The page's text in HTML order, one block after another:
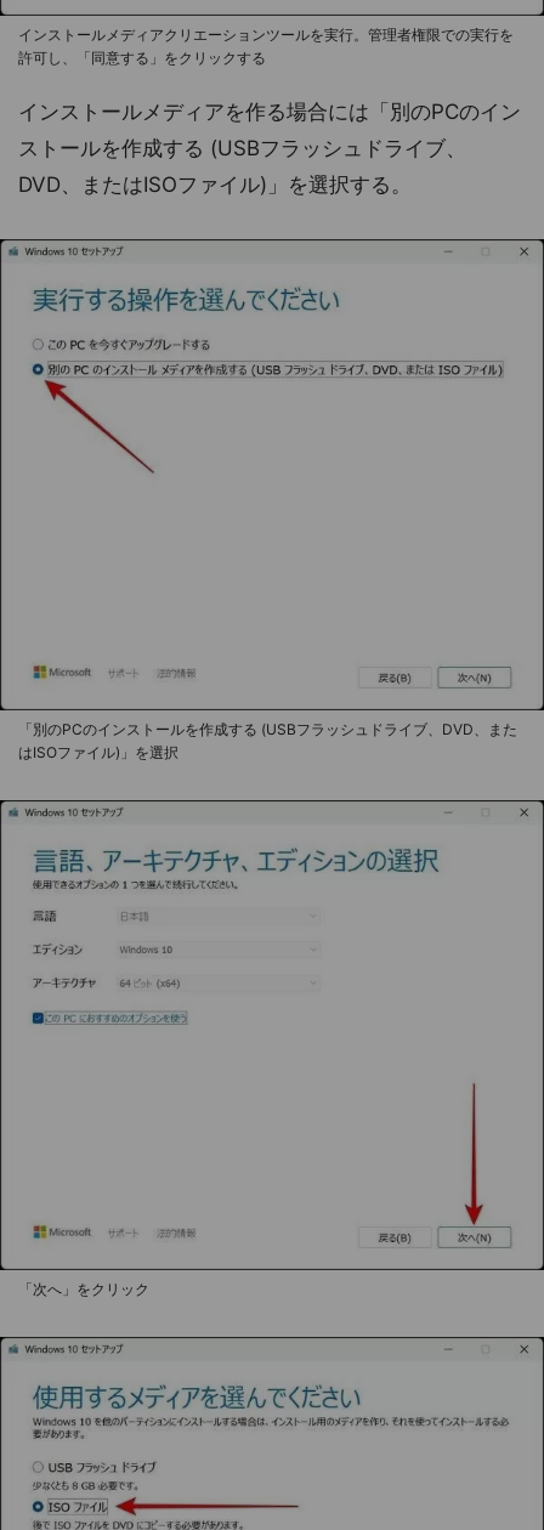
インストールメディアクリエーションツールを実行。管理者権限での実行を
許可し、「同意する」をクリックする
インストールメディアを作る場合には「別のPCのイン
ストールを作成する (USBフラッシュドライブ、
DVD、またはISOファイル)」を選択する。
「別のPCのインストールを作成する (USBフラッシュドライブ、DVD、また
はISOファイル)」を選択
「次へ」をクリック